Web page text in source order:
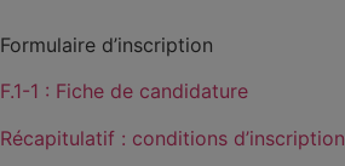
Formulaire d’inscription
F.1-1 : Fiche de candidature
Récapitulatif : conditions